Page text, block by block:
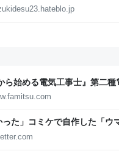
す。別館
ら始める電気工事士』第二
ながら“過去問1000問”や“
った」コミケで自作した「
を付けたため経産省の規約